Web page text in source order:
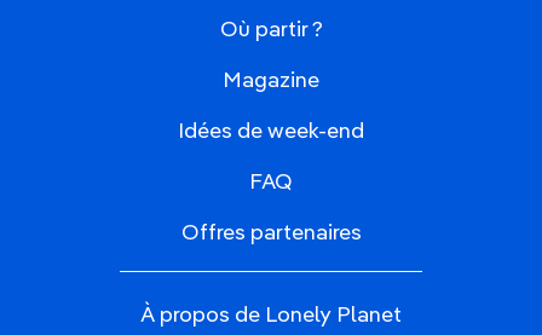
Où partir ?
Magazine
Idées de week-end
FAQ
Offres partenaires
À propos de Lonely Planet